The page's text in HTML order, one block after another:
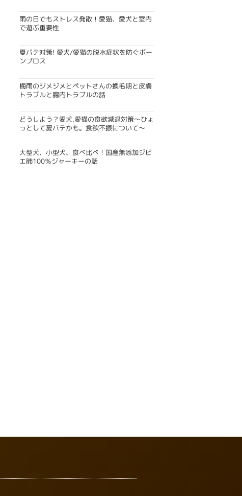
雨の日でもストレス発散！愛猫、愛犬と室内
で遊ぶ重要性
夏バテ対策! 愛犬/愛猫の脱水症状を防ぐボー
ンブロス
梅雨のジメジメとペットさんの換毛期と皮膚
トラブルと腸内トラブルの話
どうしよう？愛犬,愛猫の食欲減退対策〜ひょ
っとして夏バテかも。食欲不振について〜
大型犬、小型犬、食べ比べ！国産無添加ジビ
エ肺100％ジャーキーの話